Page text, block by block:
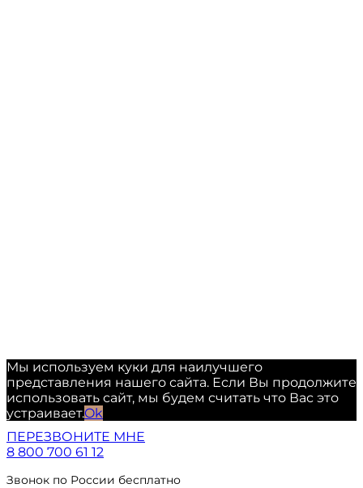
Мы используем куки для наилучшего
представления нашего сайта. Если Вы продолжите
использовать сайт, мы будем считать что Вас это
устраивает.Ok
ПЕРЕЗВОНИТЕ МНЕ
8 800 700 61 12
Звонок по России бесплатно